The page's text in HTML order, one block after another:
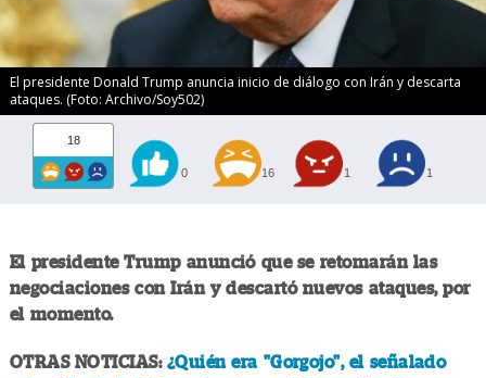
El presidente Donald Trump anuncia inicio de diálogo con Irán y descarta
ataques. (Foto: Archivo/Soy502)
18
0 16 1 1
El presidente Trump anunció que se retomarán las
negociaciones con Irán y descartó nuevos ataques, por
el momento.
OTRAS NOTICIAS: ¿Quién era "Gorgojo", el señalado